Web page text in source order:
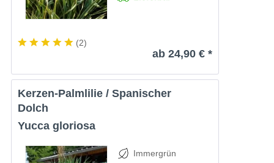
(2)
ab 24,90 € *
Kerzen-Palmlilie / Spanischer
Dolch
Yucca gloriosa
Immergrün